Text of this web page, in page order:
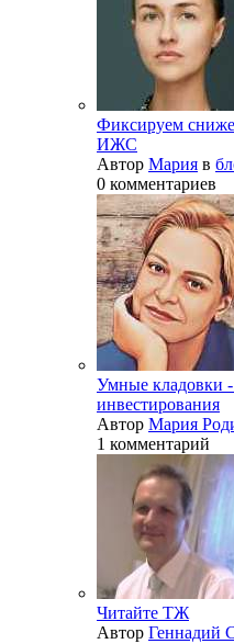
Фиксируем
ИЖС
Автор Мария в
0 комментариев
Умные кладовки
инвестирования
Автор Мария
1 комментарий
Читайте ТЖ
Автор Геннадий